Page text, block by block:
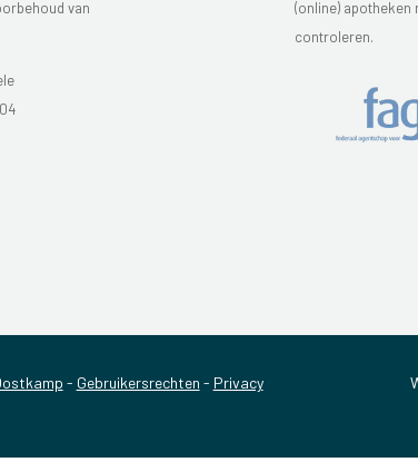
van
(online) apotheken
controleren.
- Gebruikersrechten - Privacy